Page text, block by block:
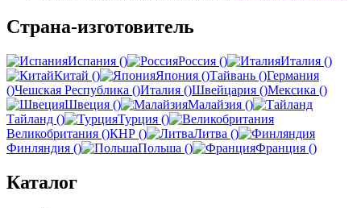
Страна-изготовитель
Испания () Россия ()
Италия ()
Китай ()
Япония ()Тайвань ()Германия
()Чешская Республика ()Италия ()Швейцария ()Мексика ()
Швеция ()
Малайзия ()
Тайланд ()
Турция ()
Великобритания ()КНР ()
Литва ()
Финляндия ()
Польша () Франция ()
Каталог